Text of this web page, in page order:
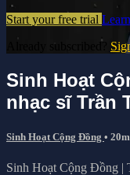
Start your free trial
Already subscribed?
Sinh Hoạt
nhạc sĩ Trần
Sinh Hoạt Cộng Đồng • 20m
Sinh Hoạt Cộng Đồng |